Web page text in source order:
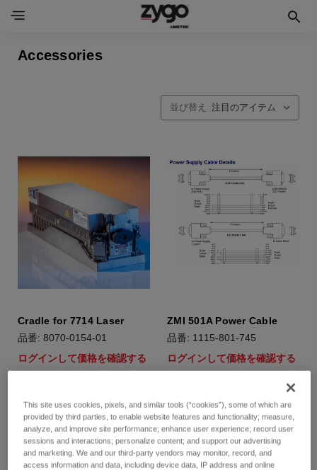
Accessories
並び替え
Cradle for 7714 Laser
品番: 8070-0154-01
ログインして価格を確認する
ZMI 501A Power Cable
品番: 1115-801-745
ログインして価格を確認する
This site uses cookies, pixels, and similar tools (“cookies”), some of which are
provided by third parties, to enable website features and functionality; measure,
analyze, and improve site performance; enhance user experience; record user
sessions and interactions; personalize content; and support our advertising
and marketing. We and our third-party vendors may monitor, record, and
access information and data, including device data, IP address and online